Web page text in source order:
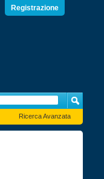
Registrazione
Ricerca Avanzata